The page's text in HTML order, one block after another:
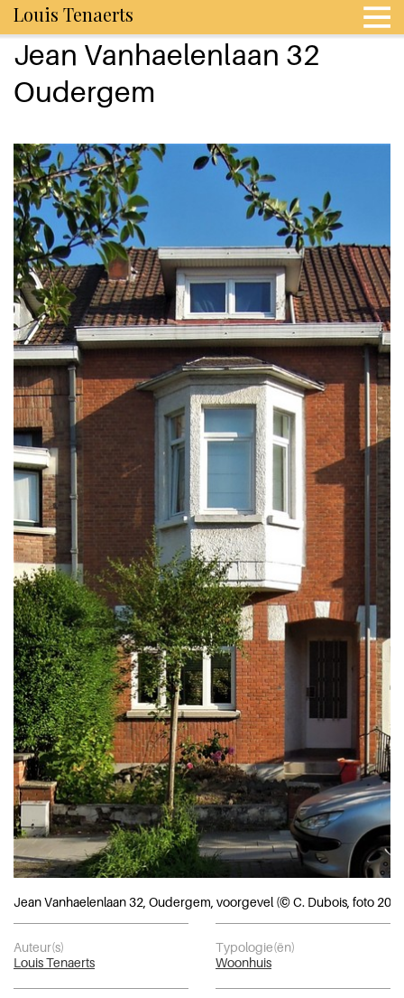
Louis Tenaerts
Jean Vanhaelenlaan 32
Oudergem
Jean Vanhaelenlaan 32, Oudergem, voorgevel (© C. Dubois, foto
Auteur(s)
Louis Tenaerts
Typologie(ën)
Woonhuis